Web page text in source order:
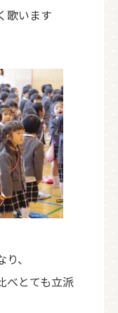
歌います
、
べとても立派